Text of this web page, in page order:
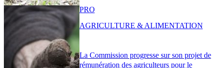
La Commission progresse sur son projet de
rémunération des agriculteurs pour le
PRO
AGRICULTURE & ALIMENTATION